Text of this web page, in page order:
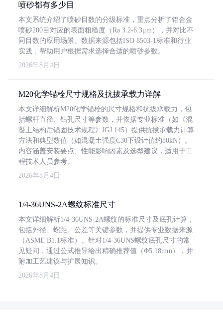
喷砂都有多少目
本文系统介绍了喷砂目数的分级标准，重点分析了铝合金
喷砂200目对应的表面粗糙度（Ra 3.2-6.3μm），并对比不
同目数的应用场景。数据来源包括ISO 8503-1标准和行业
实践，帮助用户根据需求选择合适的喷砂参数。
2026年8月4日
M20化学锚栓尺寸规格及抗拔承载力详解
本文详细解析M20化学锚栓的尺寸规格和抗拔承载力，包
括螺杆直径、钻孔尺寸等参数，并依据专业标准（如《混
凝土结构后锚固技术规程》JGJ 145）提供抗拔承载力计算
方法和典型数值（如混凝土强度C30下设计值约80kN）。
内容涵盖安装要点、性能影响因素及选型建议，适用于工
程技术人员参考。
2026年8月4日
1/4-36UNS-2A螺纹标准尺寸
本文详细解析1/4-36UNS-2A螺纹的标准尺寸及底孔计算，
包括外径、螺距、公差等关键参数，并提供专业数据来源
（ASME B1.1标准）。针对1/4-36UNS螺纹底孔尺寸的常
见疑问，通过公式推导给出精确推荐值（Φ5.18mm），并
附加工艺建议与扩展知识。
2026年8月4日